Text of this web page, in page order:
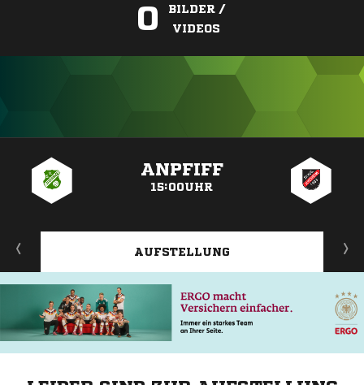
0
BILDER /
VIDEOS
ANPFIFF
15:00UHR
AUFSTELLUNG